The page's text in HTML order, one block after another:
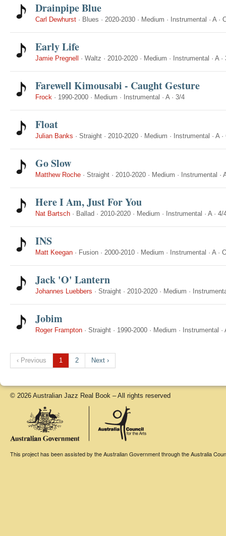
Drainpipe Blue
Carl Dewhurst · Blues · 2020-2030 · Medium · Instrumental · A·
Early Life
Jamie Pregnell · Waltz · 2010-2020 · Medium · Instrumental · A·
Farewell Kimousabi - Caught Gesture
Frock · 1990-2000 · Medium · Instrumental · A· 3/4
Float
Julian Banks · Straight · 2010-2020 · Medium · Instrumental · A·
Go Slow
Matthew Roche · Straight · 2010-2020 · Medium · Instrumental ·
Here I Am, Just For You
Nat Bartsch · Ballad · 2010-2020 · Medium · Instrumental · A· 4/
INS
Matt Keegan · Fusion · 2000-2010 · Medium · Instrumental · A·
Jack 'O' Lantern
Johannes Luebbers · Straight · 2010-2020 · Medium ·
Jobim
Roger Frampton · Straight · 1990-2000 · Medium · Instrumental ·
‹ Previous 1 2 Next ›
© 2026 Australian Jazz Real Book – All rights reserved
This project has been assisted by the Australian Government through the Australia